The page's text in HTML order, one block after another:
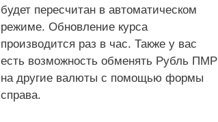
будет пересчитан в автоматическом
режиме. Обновление курса
производится раз в час. Также у вас
есть возможность обменять Рубль ПМР
на другие валюты с помощью формы
справа.